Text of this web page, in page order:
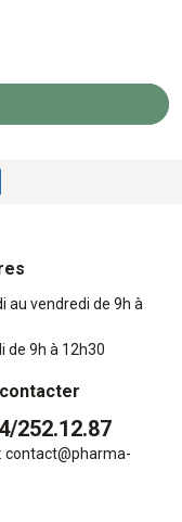
au vendredi de 9h à
de 9h à 12h30
252.12.87
contact@pharma-